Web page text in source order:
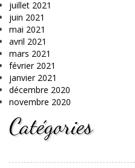
juillet 2021
juin 2021
mai 2021
avril 2021
mars 2021
février 2021
janvier 2021
décembre 2020
novembre 2020
Catégories